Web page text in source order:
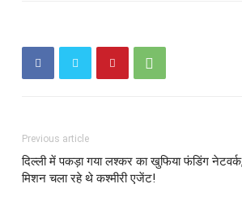
Previous article
दिल्ली में पकड़ा गया लश्कर का खुफिया फंडिंग
मिशन चला रहे थे कश्मीरी एजेंट!